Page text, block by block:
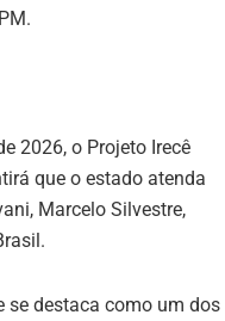
2026, o Projeto Irecê
que o estado atenda
Marcelo Silvestre,
se destaca como um dos